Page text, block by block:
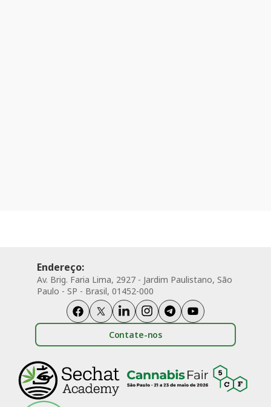
Endereço:
Av. Brig. Faria Lima, 2927 - Jardim Paulistano, São
Paulo - SP - Brasil, 01452-000
Contate-nos